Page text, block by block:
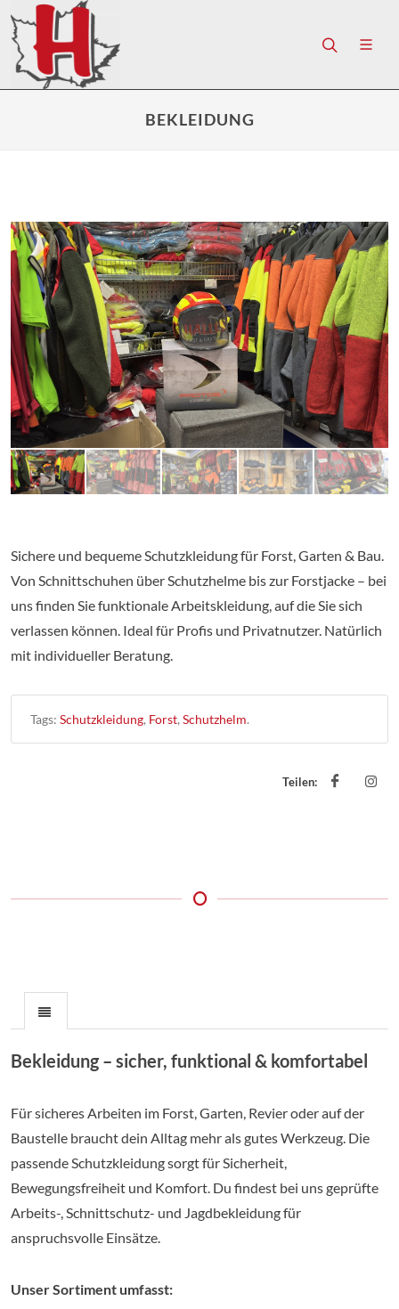
BEKLEIDUNG
Sichere und bequeme Schutzkleidung für Forst, Garten & Bau.
Von Schnittschuhen über Schutzhelme bis zur Forstjacke – bei
uns finden Sie funktionale Arbeitskleidung, auf die Sie sich
verlassen können. Ideal für Profis und Privatnutzer. Natürlich
mit individueller Beratung.
Tags: Schutzkleidung, Forst, Schutzhelm.
Teilen:
Bekleidung – sicher, funktional & komfortabel
Für sicheres Arbeiten im Forst, Garten, Revier oder auf der
Baustelle braucht dein Alltag mehr als gutes Werkzeug. Die
passende Schutzkleidung sorgt für Sicherheit,
Bewegungsfreiheit und Komfort. Du findest bei uns geprüfte
Arbeits-, Schnittschutz- und Jagdbekleidung für
anspruchsvolle Einsätze.
Unser Sortiment umfasst: